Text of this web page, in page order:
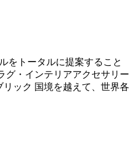
をトータルに提案すること
グ・インテリアアクセサリー
ック 国境を越えて、世界各